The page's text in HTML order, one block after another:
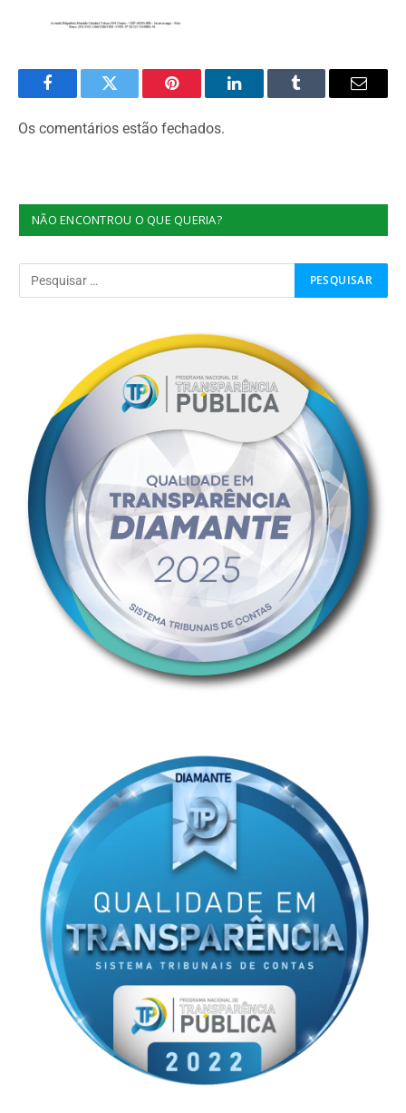
FacebookTwitter Pinterest O
Tumblr
E-
Os comentários estão fechados.
NÃO ENCONTROU O QUE QUERIA?